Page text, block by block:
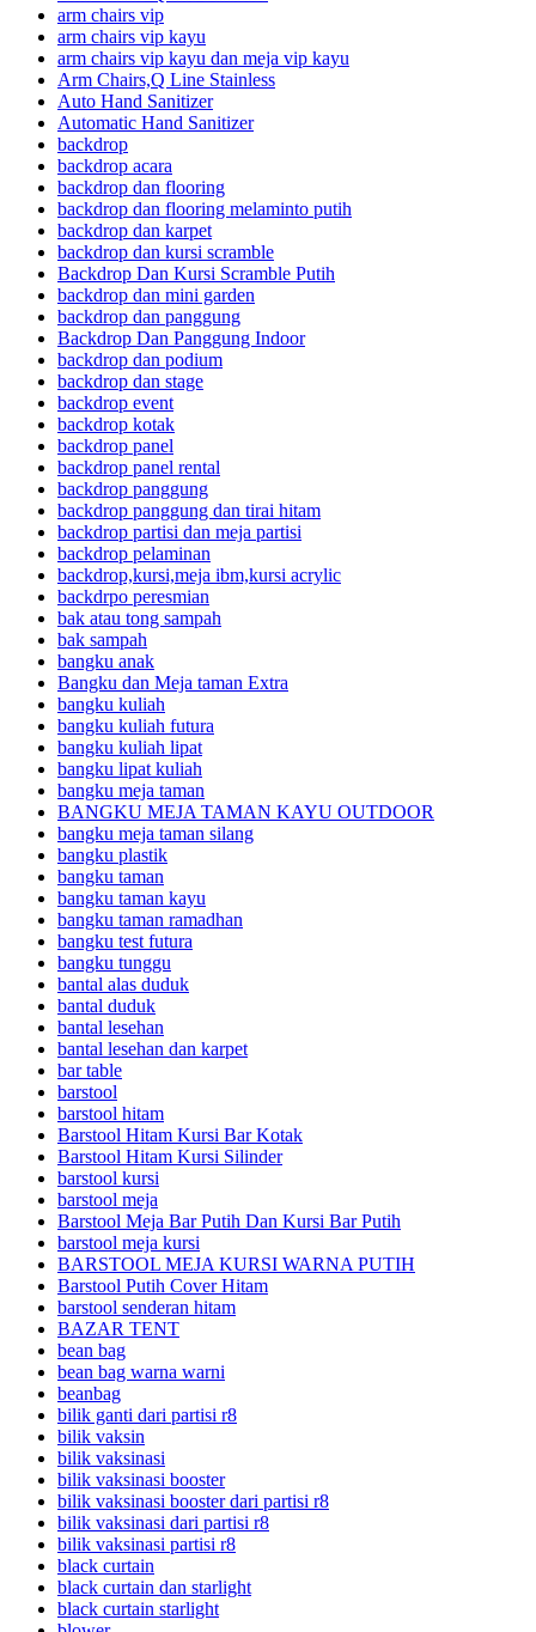
arm chairs vip
arm chairs vip kayu
arm chairs vip kayu dan meja vip kayu
Arm Chairs,Q Line Stainless
Auto Hand Sanitizer
Automatic Hand Sanitizer
backdrop
backdrop acara
backdrop dan flooring
backdrop dan flooring melaminto putih
backdrop dan karpet
backdrop dan kursi scramble
Backdrop Dan Kursi Scramble Putih
backdrop dan mini garden
backdrop dan panggung
Backdrop Dan Panggung Indoor
backdrop dan podium
backdrop dan stage
backdrop event
backdrop kotak
backdrop panel
backdrop panel rental
backdrop panggung
backdrop panggung dan tirai hitam
backdrop partisi dan meja partisi
backdrop pelaminan
backdrop,kursi,meja ibm,kursi acrylic
backdrpo peresmian
bak atau tong sampah
bak sampah
bangku anak
Bangku dan Meja taman Extra
bangku kuliah
bangku kuliah futura
bangku kuliah lipat
bangku lipat kuliah
bangku meja taman
BANGKU MEJA TAMAN KAYU OUTDOOR
bangku meja taman silang
bangku plastik
bangku taman
bangku taman kayu
bangku taman ramadhan
bangku test futura
bangku tunggu
bantal alas duduk
bantal duduk
bantal lesehan
bantal lesehan dan karpet
bar table
barstool
barstool hitam
Barstool Hitam Kursi Bar Kotak
Barstool Hitam Kursi Silinder
barstool kursi
barstool meja
Barstool Meja Bar Putih Dan Kursi Bar Putih
barstool meja kursi
BARSTOOL MEJA KURSI WARNA PUTIH
Barstool Putih Cover Hitam
barstool senderan hitam
BAZAR TENT
bean bag
bean bag warna warni
beanbag
bilik ganti dari partisi r8
bilik vaksin
bilik vaksinasi
bilik vaksinasi booster
bilik vaksinasi booster dari partisi r8
bilik vaksinasi dari partisi r8
bilik vaksinasi partisi r8
black curtain
black curtain dan starlight
black curtain starlight